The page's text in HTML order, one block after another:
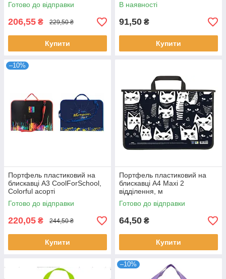
Готово до відправки
206,55 ₴ 229,50 ₴
Купити
В наявності
91,50 ₴
Купити
–10%
Портфель пластиковий на
блискавці А3 CoolForSchool,
Colorful асорті
Готово до відправки
220,05 ₴ 244,50 ₴
Купити
Портфель пластиковий на
блискавці А4 Maxi 2
відділення, м
Готово до відправки
64,50 ₴
Купити
–10%